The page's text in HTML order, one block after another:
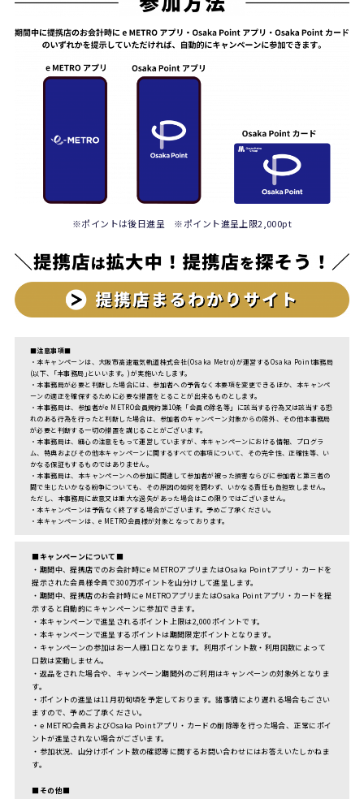
※ポイントは後日進呈 ※ポイント進呈上限2,000pt
■注意事項■
・本キャンペーンは、大阪市高速電気軌道株式会社(Osaka Metro)が運営するOsaka Point事務局
(以下、｢本事務局｣といいます。)が実施いたします。
・本事務局が必要と判断した場合には、参加者への予告なく本要項を変更できるほか、本キャンペ
ーンの適正を確保するために必要な措置をとることが出来るものとします。
・本事務局は、参加者がe METRO会員規約第10条「会員の除名等」に該当する行為又は該当する恐
れのある行為を行ったと判断した場合は、参加者のキャンペーン対象からの除外、その他本事務局
が必要と判断する一切の措置を講じることがございます。
・本事務局は、細心の注意をもって運営していますが、本キャンペーンにおける情報、プログラ
ム、特典およびその他本キャンペーンに関するすべての事項について、その完全性、正確性等、い
かなる保証もするものではありません。
・本事務局は、本キャンペーンへの参加に関連して参加者が被った損害ならびに参加者と第三者の
間で生じたいかなる紛争についても、その原因の如何を問わず、いかなる責任も負担致しません。
ただし、本事務局に故意又は重大な過失があった場合はこの限りではございません。
・本キャンペーンは予告なく終了する場合がございます。予めご了承ください。
・本キャンペーンは、e METRO会員様が対象となっております。
■キャンペーンについて■
・期間中、提携店でのお会計時にe METROアプリまたはOsaka Pointアプリ・カードを
提示された会員様全員で300万ポイントを山分けして進呈します。
・期間中、提携店のお会計時にe METROアプリまたはOsaka Pointアプリ・カードを提
示すると自動的にキャンペーンに参加できます。
・本キャンペーンで進呈されるポイント上限は2,000ポイントです。
・本キャンペーンで進呈するポイントは期間限定ポイントとなります。
・キャンペーンの参加はお一人様1口となります。利用ポイント数・利用回数によって
口数は変動しません。
・返品をされた場合や、キャンペーン期間外のご利用はキャンペーンの対象外となりま
す。
・ポイントの進呈は11月初旬頃を予定しております。諸事情により遅れる場合もごさい
ますので、予めご了承ください。
・e METRO会員およびOsaka Pointアプリ・カードの削除等を行った場合、正常にポイ
ントが進呈されない場合がございます。
・参加状況、山分けポイント数の確認等に関するお問い合わせにはお答えいたしかねま
す。
■ その他■